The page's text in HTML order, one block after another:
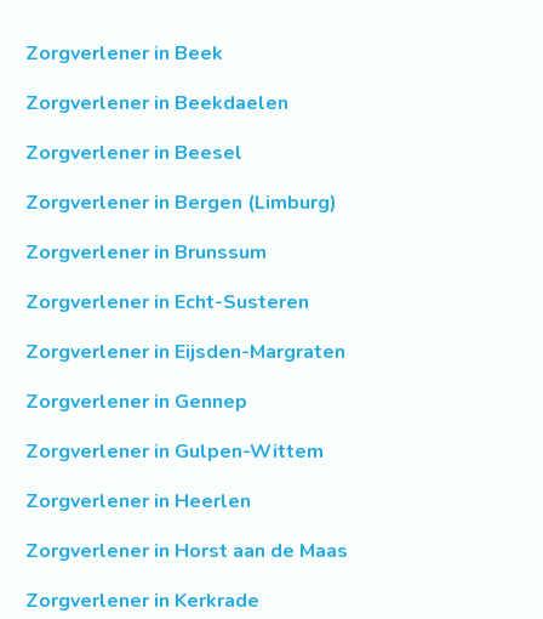
Zorgverlener in Beek
Zorgverlener in Beekdaelen
Zorgverlener in Beesel
Zorgverlener in Bergen (Limburg)
Zorgverlener in Brunssum
Zorgverlener in Echt-Susteren
Zorgverlener in Eijsden-Margraten
Zorgverlener in Gennep
Zorgverlener in Gulpen-Wittem
Zorgverlener in Heerlen
Zorgverlener in Horst aan de Maas
Zorgverlener in Kerkrade